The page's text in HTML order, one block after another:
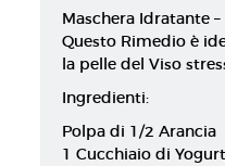
Maschera Idratante
Questo Rimedio è
la pelle del Viso
Ingredienti:
Polpa di 1/2 Arancia
1 Cucchiaio di